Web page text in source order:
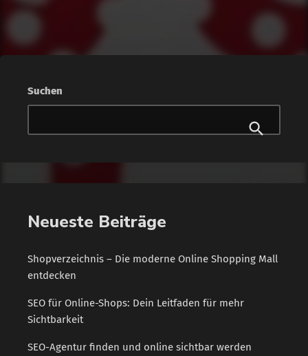
Suchen
Neueste Beiträge
Shopverzeichnis – Die moderne Online Shopping Mall
entdecken
SEO für Online-Shops: Dein Leitfaden für mehr
Sichtbarkeit
SEO-Agentur finden und online sichtbar werden